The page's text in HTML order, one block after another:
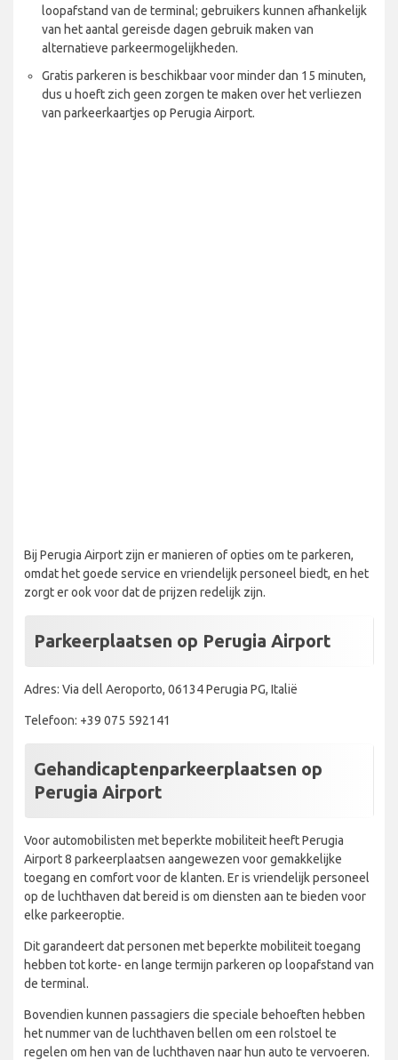
loopafstand van de terminal; gebruikers kunnen afhankelijk
van het aantal gereisde dagen gebruik maken van
alternatieve parkeermogelijkheden.
Gratis parkeren is beschikbaar voor minder dan 15 minuten,
dus u hoeft zich geen zorgen te maken over het verliezen
van parkeerkaartjes op Perugia Airport.
Bij Perugia Airport zijn er manieren of opties om te parkeren,
omdat het goede service en vriendelijk personeel biedt, en het
zorgt er ook voor dat de prijzen redelijk zijn.
Parkeerplaatsen op Perugia Airport
Adres: Via dell Aeroporto, 06134 Perugia PG, Italië
Telefoon: +39 075 592141
Gehandicaptenparkeerplaatsen op
Perugia Airport
Voor automobilisten met beperkte mobiliteit heeft Perugia
Airport 8 parkeerplaatsen aangewezen voor gemakkelijke
toegang en comfort voor de klanten. Er is vriendelijk personeel
op de luchthaven dat bereid is om diensten aan te bieden voor
elke parkeeroptie.
Dit garandeert dat personen met beperkte mobiliteit toegang
hebben tot korte- en lange termijn parkeren op loopafstand van
de terminal.
Bovendien kunnen passagiers die speciale behoeften hebben
het nummer van de luchthaven bellen om een rolstoel te
regelen om hen van de luchthaven naar hun auto te vervoeren.